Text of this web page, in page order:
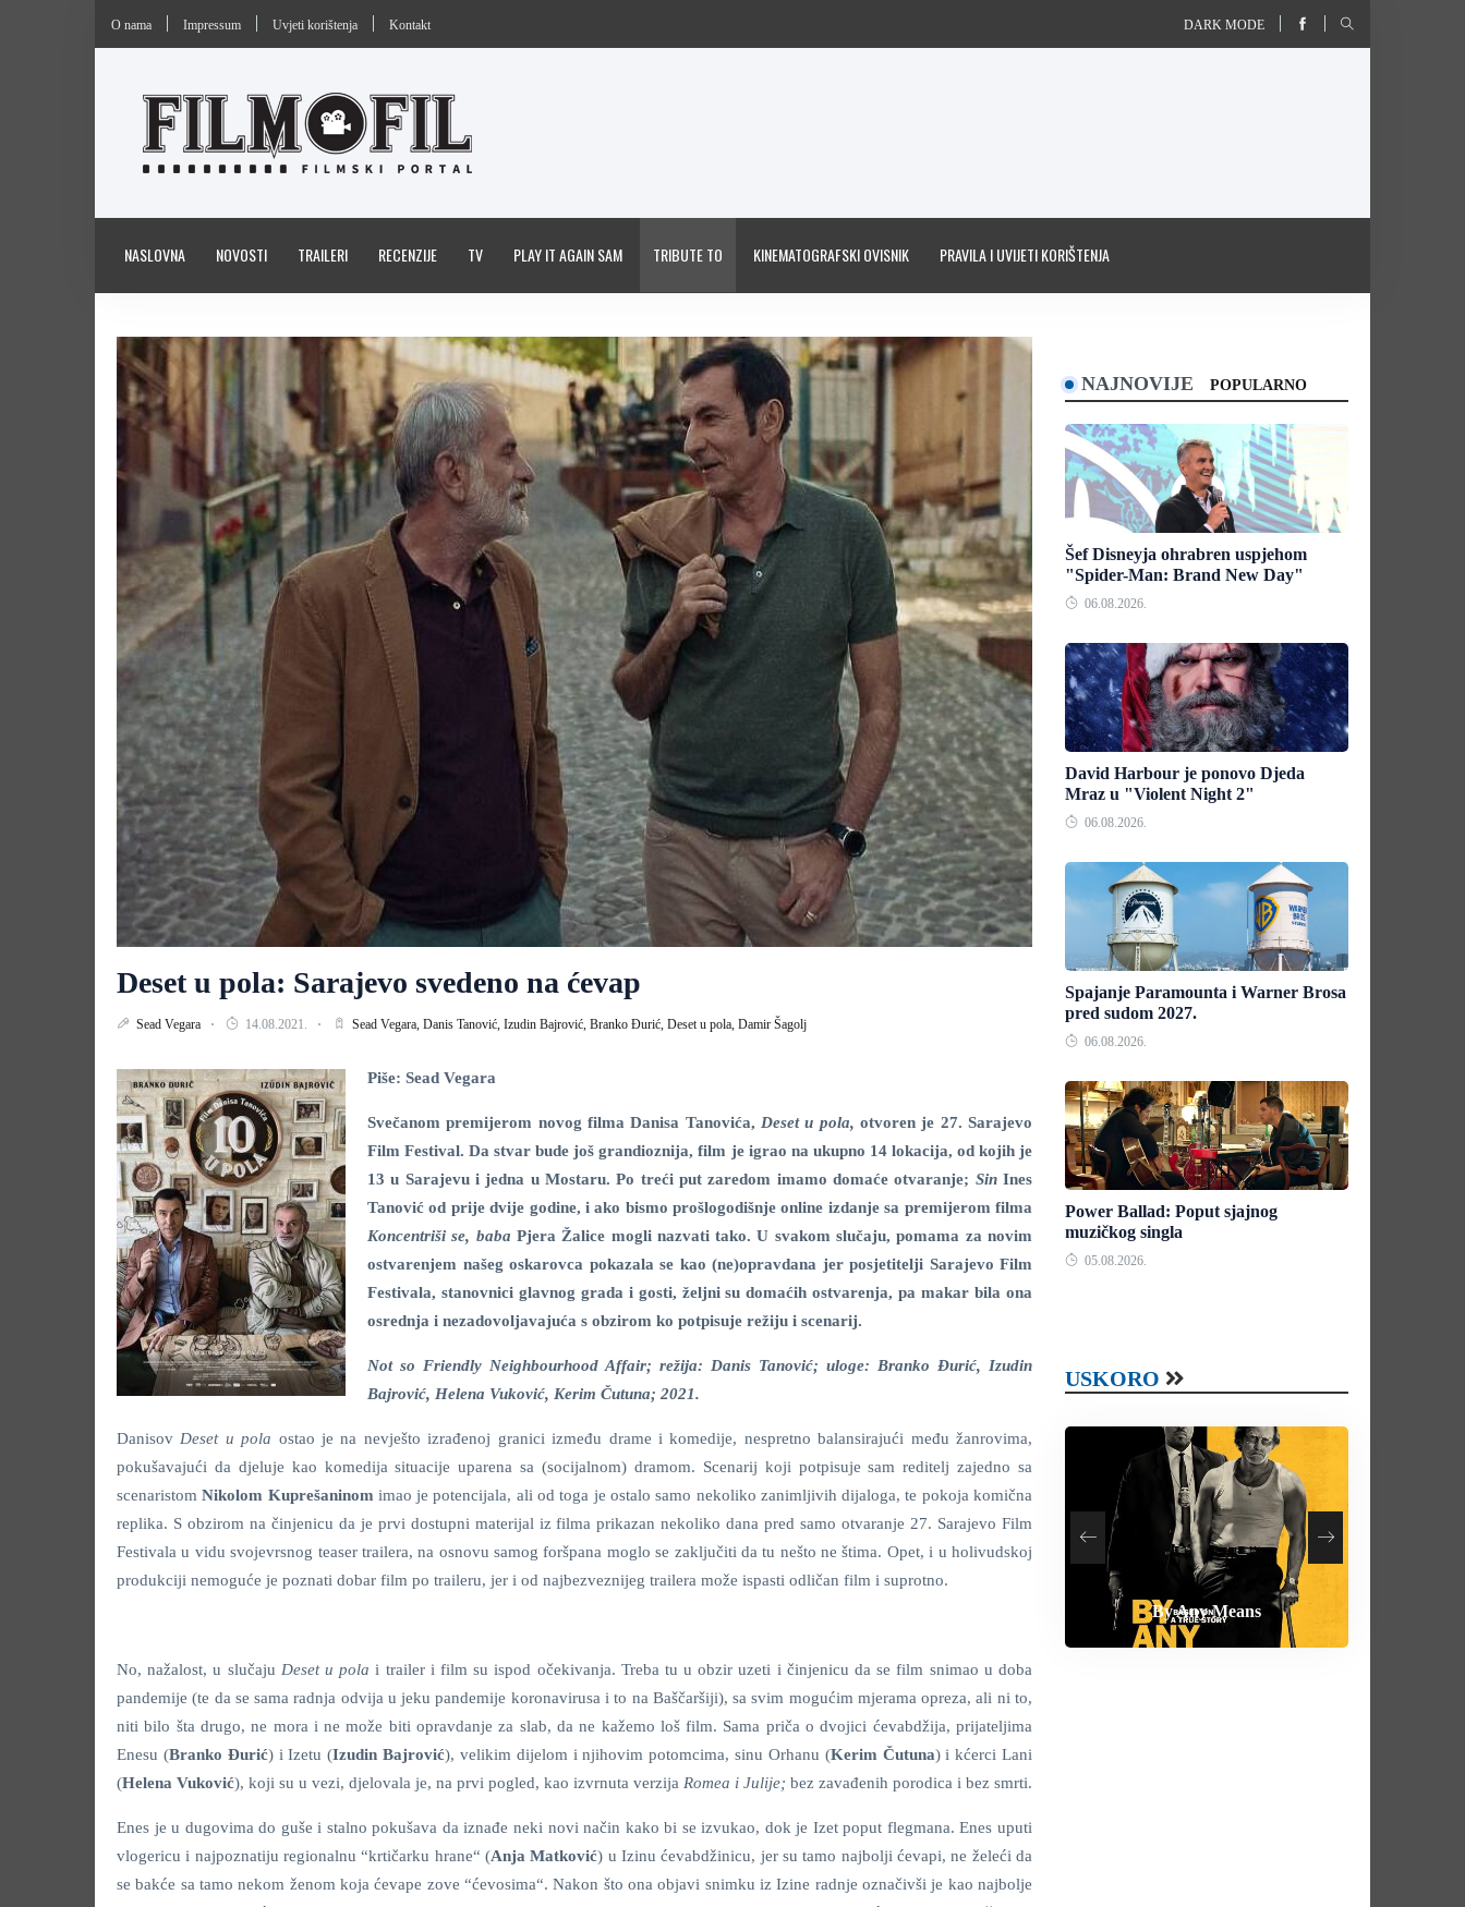
O nama Impressum Uvjeti korištenja Kontakt DARK MODE
NASLOVNA NOVOSTI TRAILERI RECENZIJE TV PLAY IT AGAIN SAM TRIBUTE TO KINEMATOGRAFSKI OVISNIK PRAVILA I UVIJETI KORIŠTENJA
Deset u pola: Sarajevo svedeno na ćevap
Sead Vegara 14.08.2021. Sead Vegara, Danis Tanović, Izudin Bajrović, Branko Đurić, Deset u pola, Damir Šagolj
Piše: Sead Vegara
Svečanom premijerom novog filma Danisa Tanovića, Deset u pola, otvoren je 27. Sarajevo
Film Festival. Da stvar bude još grandioznija, film je igrao na ukupno 14 lokacija, od kojih je
13 u Sarajevu i jedna u Mostaru. Po treći put zaredom imamo domaće otvaranje; SinInes
Tanović od prije dvije godine, i ako bismo prošlogodišnje online izdanje sa premijerom filma
Koncentriši se, baba Pjera Žalice mogli nazvati tako. U svakom slučaju, pomama za novim
ostvarenjem našeg oskarovca pokazala se kao (ne)opravdana jer posjetitelji Sarajevo Film
Festivala, stanovnici glavnog grada i gosti, željni su domaćih ostvarenja, pa makar bila ona
osrednja i nezadovoljavajuća s obzirom ko potpisuje režiju i scenarij.
Not so Friendly Neighbourhood Affair; režija: Danis Tanović; uloge: Branko Đurić, Izudin
Bajrović, Helena Vuković, Kerim Čutuna; 2021.
Danisov Deset u pola ostao je na nevješto izrađenoj granici između drame i komedije, nespretno balansirajući među žanrovima,
pokušavajući da djeluje kao komedija situacije uparena sa (socijalnom) dramom. Scenarij koji potpisuje sam reditelj zajedno sa
scenaristomNikolom Kuprešaninom imao je potencijala, ali od toga je ostalo samo nekoliko zanimljivih dijaloga, te pokoja komična
replika. S obzirom na činjenicu da je prvi dostupni materijal iz filma prikazan nekoliko dana pred samo otvaranje 27. Sarajevo Film
Festivala u vidu svojevrsnog teaser trailera, na osnovu samog foršpana moglo se zaključiti da tu nešto ne štima. Opet, i u holivudskoj
produkciji nemoguće je poznati dobar film po traileru, jer i od najbezveznijeg trailera može ispasti odličan film i suprotno.
No, nažalost, u slučaju Deset u polai trailer i film su ispod očekivanja. Treba tu u obzir uzeti i činjenicu da se film snimao u doba
pandemije (te da se sama radnja odvija u jeku pandemije koronavirusa i to na Baščaršiji), sa svim mogućim mjerama opreza, ali ni to,
niti bilo šta drugo, ne mora i ne može biti opravdanje za slab, da ne kažemo loš film. Sama priča o dvojici ćevabdžija, prijateljima
Enesu (Branko Đurić) i Izetu (Izudin Bajrović), velikim dijelom i njihovim potomcima, sinu Orhanu (Kerim Čutuna) i kćerci Lani
(Helena Vuković), koji su u vezi, djelovala je, na prvi pogled, kao izvrnuta verzija Romea i Julije; bez zavađenih porodica i bez smrti.
Enes je u dugovima do guše i stalno pokušava da iznađe neki novi način kako bi se izvukao, dok je Izet poput flegmana. Enes uputi
vlogericu i najpoznatiju regionalnu “krtičarku hrane“ (Anja Matković) u Izinu ćevabdžinicu, jer su tamo najbolji ćevapi, ne želeći da
se bakće sa tamo nekom ženom koja ćevape zove “ćevosima“. Nakon što ona objavi snimku iz Izine radnje označivši je kao najbolje
NAJNOVIJE POPULARNO
Šef Disneyja ohrabren uspjehom
"Spider-Man: Brand New Day"
06.08.2026.
David Harbour je ponovo Djeda
Mraz u "Violent Night 2"
06.08.2026.
Spajanje Paramounta i Warner Brosa
pred sudom 2027.
06.08.2026.
Power Ballad: Poput sjajnog
muzičkog singla
05.08.2026.
USKORO
Heart of the Beast
Behemoth
How To Rob A Bank
By Any Means